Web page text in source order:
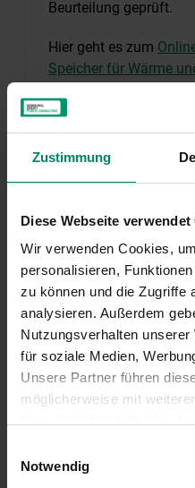
Zustimmung
Diese Webseite verwendet
Wir verwenden Cookies,
personalisieren,
zu können und die Zugriffe
analysieren. Außerdem
Nutzungsverhalten
für soziale Medien,
Unsere Partner führen
möglicherweise mit
Notwendig
Beurteilung geprüft.
Hier geht es zum
Speicher für Wärme
Ladestationen
Hier geht es zum
Notfallresilienzsysteme
Antragstellung
Formular Bericht
Nachantrag
Weitere Informationen
Informationsblatt